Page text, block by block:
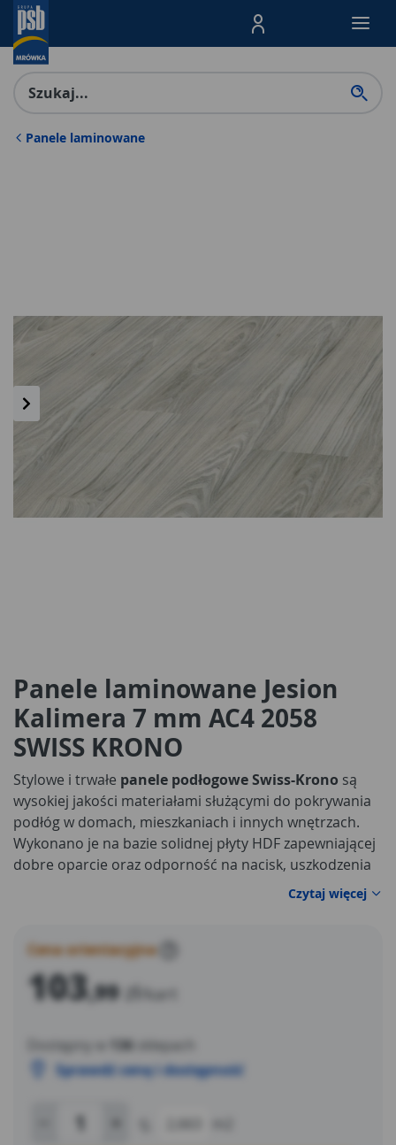
Menu Produktów,
Panele laminowane
Panele laminowane Jesion
Kalimera 7 mm AC4 2058
SWISS KRONO
Stylowe i trwałe panele podłogowe Swiss-Krono są
wysokiej jakości materiałami służącymi do pokrywania
podłóg w domach, mieszkaniach i innych wnętrzach.
Wykonano je na bazie solidnej płyty HDF zapewniającej
dobre oparcie oraz odporność na nacisk, uszkodzenia
Czytaj więcej
Cena orientacyjna
103,99 zł /kart
Dostępny w 136 sklepach
Sprawdź cenę i dostępność